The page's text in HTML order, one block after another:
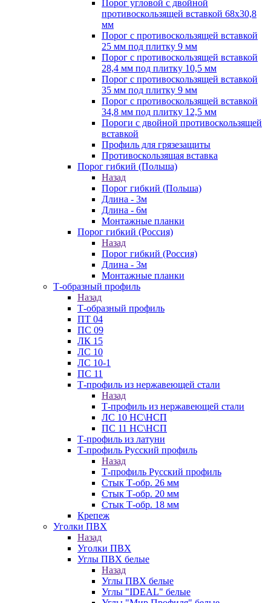
Порог угловой с двойной
противоскользящей вставкой 68х30,8
мм
Порог с противоскользящей вставкой
25 мм под плитку 9 мм
Порог с противоскользящей вставкой
28,4 мм под плитку 10,5 мм
Порог с противоскользящей вставкой
35 мм под плитку 9 мм
Порог с противоскользящей вставкой
34,8 мм под плитку 12,5 мм
Пороги с двойной противоскользящей
вставкой
Профиль для грязезащиты
Противоскользящая вставка
Порог гибкий (Польша)
Назад
Порог гибкий (Польша)
Длина - 3м
Длина - 6м
Монтажные планки
Порог гибкий (Россия)
Назад
Порог гибкий (Россия)
Длина - 3м
Монтажные планки
Т-образный профиль
Назад
Т-образный профиль
ПТ 04
ПС 09
ЛК 15
ЛС 10
ЛС 10-1
ПС 11
Т-профиль из нержавеющей стали
Назад
Т-профиль из нержавеющей стали
ЛС 10 НС\НСП
ПС 11 НС\НСП
Т-профиль из латуни
Т-профиль Русский профиль
Назад
Т-профиль Русский профиль
Стык Т-обр. 26 мм
Стык Т-обр. 20 мм
Стык Т-обр. 18 мм
Крепеж
Уголки ПВХ
Назад
Уголки ПВХ
Углы ПВХ белые
Назад
Углы ПВХ белые
Углы "IDEAL" белые